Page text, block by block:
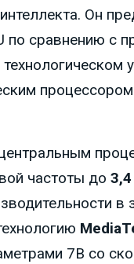
Он
по сравнению с
частоты до
в
7B со